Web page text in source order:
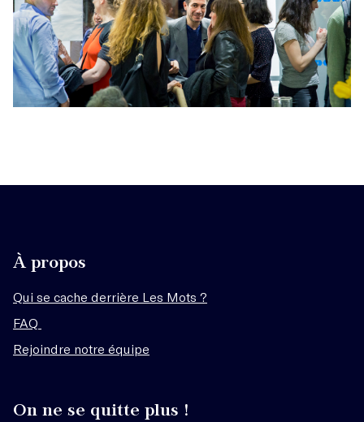
À propos
Qui se cache derrière Les Mots ?
FAQ
Rejoindre notre équipe
On ne se quitte plus !